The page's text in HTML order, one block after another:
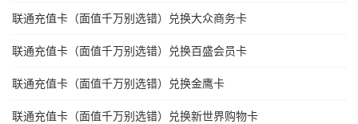
联通充值卡（面值千万别选错）兑换大众商务卡
联通充值卡（面值千万别选错）兑换百盛会员卡
联通充值卡（面值千万别选错）兑换金鹰卡
联通充值卡（面值千万别选错）兑换新世界购物卡